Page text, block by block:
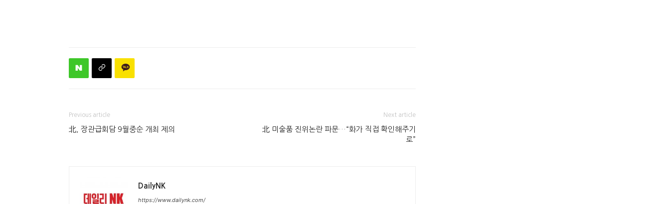
Previous article
北, 장관급회담 9월중순 개최 제의
Next article
北 미술품 진위논란 파문…“화가 직접 확인해주기
로”
DailyNK
https://www.dailynk.com/